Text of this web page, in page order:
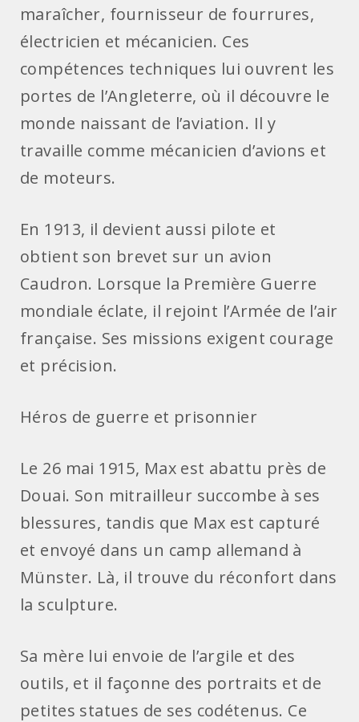
maraîcher, fournisseur de fourrures,
électricien et mécanicien. Ces
compétences techniques lui ouvrent les
portes de l’Angleterre, où il découvre le
monde naissant de l’aviation. Il y
travaille comme mécanicien d’avions et
de moteurs.
En 1913, il devient aussi pilote et
obtient son brevet sur un avion
Caudron. Lorsque la Première Guerre
mondiale éclate, il rejoint l’Armée de l’air
française. Ses missions exigent courage
et précision.
Héros de guerre et prisonnier
Le 26 mai 1915, Max est abattu près de
Douai. Son mitrailleur succombe à ses
blessures, tandis que Max est capturé
et envoyé dans un camp allemand à
Münster. Là, il trouve du réconfort dans
la sculpture.
Sa mère lui envoie de l’argile et des
outils, et il façonne des portraits et de
petites statues de ses codétenus. Ce